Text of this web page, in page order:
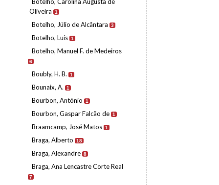
Oliveira
1
Botelho, Júlio de Alcântara 3
Botelho, Luís 1
Botelho, Manuel F. de Medeiros
6
Boubly, H. B. 1
Bounaix, A. 1
Bourbon, António 1
Bourbon, Gaspar Falcão de 1
Braamcamp, José Matos 1
Braga, Alberto 18
Braga, Alexandre 8
Braga, Ana Lencastre Corte Real
7